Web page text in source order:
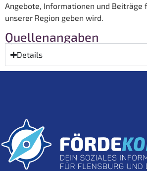
Angebote, Informationen und Beiträge
unserer Region geben wird.
Quellenangaben
Details